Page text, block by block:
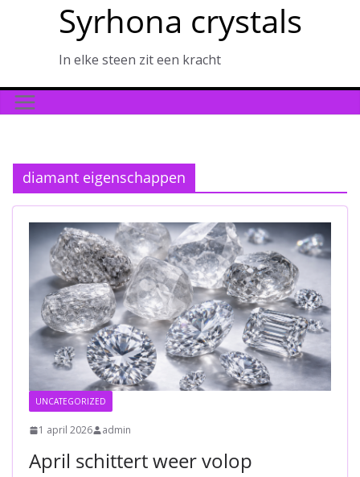
Syrhona crystals
In elke steen zit een kracht
diamant eigenschappen
UNCATEGORIZED
1 april 2026 admin
April schittert weer volop